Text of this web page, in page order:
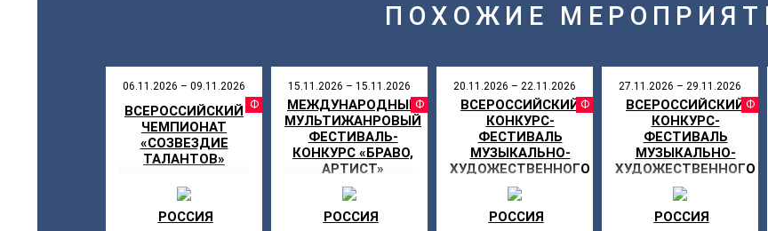
ПОХОЖИЕ
06.11.2026 – 09.11.2026
ФЕСТИВАЛЬ
ВСЕРОССИЙСКИЙ
ЧЕМПИОНАТ
«СОЗВЕЗДИЕ
ТАЛАНТОВ»
РОССИЯ
15.11.2026 – 15.11.2026
ФЕСТИВАЛЬ
МЕЖДУНАРОДНЫЙ
МУЛЬТИЖАНРОВЫЙ
ФЕСТИВАЛЬ-
КОНКУРС «БРАВО,
АРТИСТ»
РОССИЯ
20.11.2026 – 22.11.2026
ВСЕРОССИЙСКИЙ
КОНКУРС-
ФЕСТИВАЛЬ
МУЗЫКАЛЬНО-
ХУДОЖЕСТВЕННОГО
ТВОРЧЕСТВА «МОЯ
ЗВЕЗДА»
РОССИЯ
27.11.2026 – 29.11.2026
ВСЕРОССИЙСКИЙ
КОНКУРС-
ФЕСТИВАЛЬ
МУЗЫКАЛЬНО-
ХУДОЖЕСТВЕННОГО
ТВОРЧЕСТВА «МОЯ
ЗВЕЗДА»
РОССИЯ